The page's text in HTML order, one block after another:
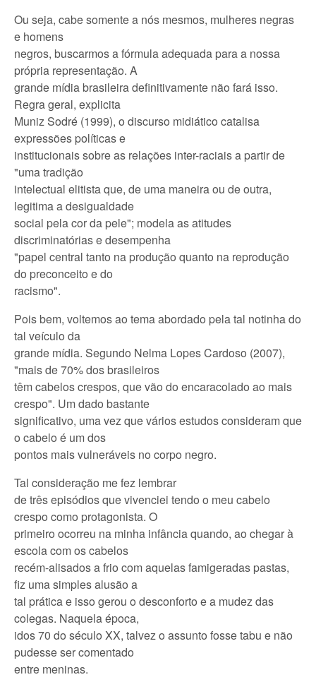
Ou seja, cabe somente a nós mesmos, mulheres negras
e homens
negros, buscarmos a fórmula adequada para a nossa
própria representação. A
grande mídia brasileira definitivamente não fará isso.
Regra geral, explicita
Muniz Sodré (1999), o discurso midiático catalisa
expressões políticas e
institucionais sobre as relações inter-raciais a partir de
"uma tradição
intelectual elitista que, de uma maneira ou de outra,
legitima a desigualdade
social pela cor da pele"; modela as atitudes
discriminatórias e desempenha
"papel central tanto na produção quanto na reprodução
do preconceito e do
racismo".
Pois bem, voltemos ao tema abordado pela tal notinha do
tal veículo da
grande mídia. Segundo Nelma Lopes Cardoso (2007),
"mais de 70% dos brasileiros
têm cabelos crespos, que vão do encaracolado ao mais
crespo". Um dado bastante
significativo, uma vez que vários estudos consideram que
o cabelo é um dos
pontos mais vulneráveis no corpo negro.
Tal consideração me fez lembrar
de três episódios que vivenciei tendo o meu cabelo
crespo como protagonista. O
primeiro ocorreu na minha infância quando, ao chegar à
escola com os cabelos
recém-alisados a frio com aquelas famigeradas pastas,
fiz uma simples alusão a
tal prática e isso gerou o desconforto e a mudez das
colegas. Naquela época,
idos 70 do século XX, talvez o assunto fosse tabu e não
pudesse ser comentado
entre meninas.